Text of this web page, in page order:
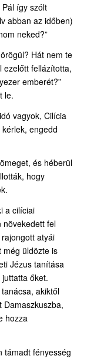
így szólt
abban az időben)
neked?”
Hát nem te
ezelőtt fellázította,
emberét?”
le.
vagyok, Cilícia
engedd
és héberül
hogy
a cilíciai
növekedett fel
atyái
még üldözte is
Jézus tanítása
őket.
akiktől
Damaszkuszba,
hozza
támadt fényesség